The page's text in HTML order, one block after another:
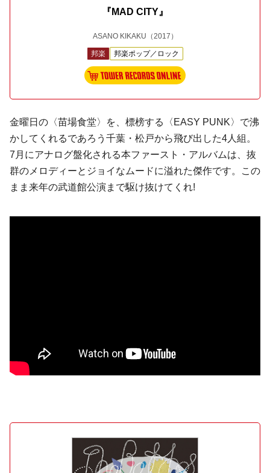
『MAD CITY』
ASANO KIKAKU （2017）
邦楽 邦楽ポップ／ロック
金曜日の〈苗場食堂〉を、標榜する〈EASY PUNK〉で沸
かしてくれるであろう千葉・松戸から飛び出した4人組。
7月にアナログ盤化される本ファースト・アルバムは、抜
群のメロディーとジョイなムードに溢れた傑作です。この
まま来年の武道館公演まで駆け抜けてくれ!